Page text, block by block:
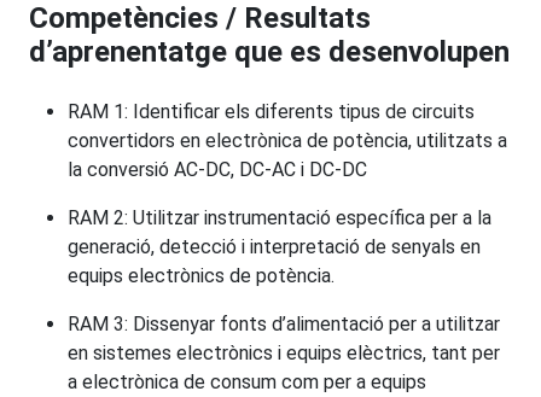
Competències / Resultats
d’aprenentatge que es desenvolupen
RAM 1: Identificar els diferents tipus de circuits
convertidors en electrònica de potència, utilitzats a
la conversió AC-DC, DC-AC i DC-DC
RAM 2: Utilitzar instrumentació específica per a la
generació, detecció i interpretació de senyals en
equips electrònics de potència.
RAM 3: Dissenyar fonts d’alimentació per a utilitzar
en sistemes electrònics i equips elèctrics, tant per
a electrònica de consum com per a equips